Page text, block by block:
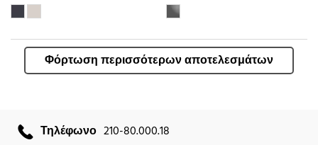
Φόρτωση περισσότερων αποτελεσμάτων
Τηλέφωνο 210-80.000.18